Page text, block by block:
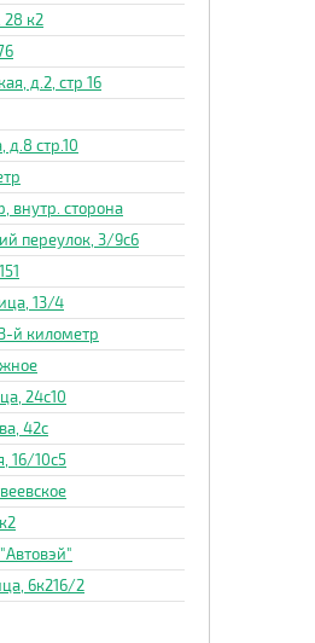
28 к2
д.2, стр 16
д.8 стр.10
внутр. сторона
переулок, 3/9с6
13/4
й километр
24с10
42с
16/10с5
6к216/2